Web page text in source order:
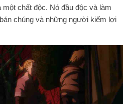
một chất độc. Nó đầu độc và làm
chúng và những người kiếm lợi